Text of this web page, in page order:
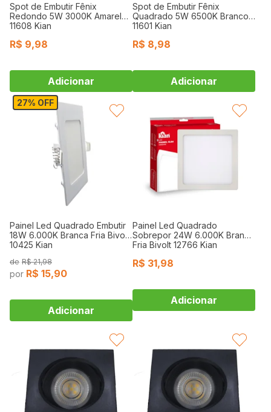
Spot de Embutir Fênix
Redondo 5W 3000K Amarelo
11608 Kian
R$ 9,98
Spot de Embutir Fênix
Quadrado 5W 6500K Branco
11601 Kian
R$ 8,98
27% OFF
Painel Led Quadrado Embutir
18W 6.000K Branca Fria Bivolt
10425 Kian
R$ 21,98
R$ 15,90
FAVORITAR
Painel Led Quadrado
Sobrepor 24W 6.000K Branca
Fria Bivolt 12766 Kian
R$ 31,98
FAVORITAR
FAVORITAR FAVORITAR